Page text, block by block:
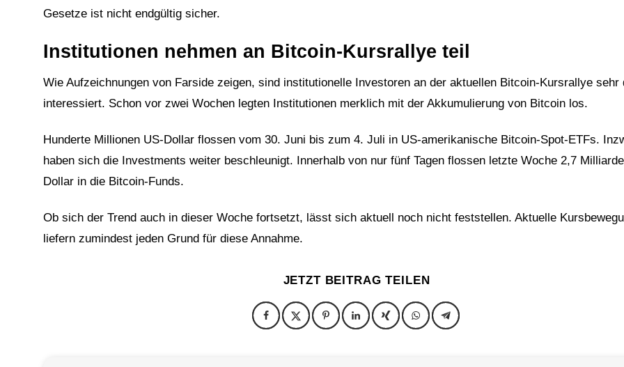
Gesetze ist nicht endgültig sicher.
Institutionen nehmen an Bitcoin-Kursrallye teil
Wie Aufzeichnungen von Farside zeigen, sind institutionelle Investoren an der aktuellen Bitcoin-Kursrallye sehr
interessiert. Schon vor zwei Wochen legten Institutionen merklich mit der Akkumulierung von Bitcoin los.
Hunderte Millionen US-Dollar flossen vom 30. Juni bis zum 4. Juli in US-amerikanische Bitcoin-Spot-ETFs.
haben sich die Investments weiter beschleunigt. Innerhalb von nur fünf Tagen flossen letzte Woche 2,7
Dollar in die Bitcoin-Funds.
Ob sich der Trend auch in dieser Woche fortsetzt, lässt sich aktuell noch nicht feststellen. Aktuelle
liefern zumindest jeden Grund für diese Annahme.
JETZT BEITRAG TEILEN